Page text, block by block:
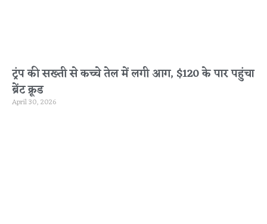
ट्रंप की सख्ती से कच्चे तेल में लगी आग, $120 के पार पहुंचा
ब्रेंट क्रूड
April 30, 2026